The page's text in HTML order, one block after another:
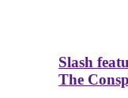
Slash
The